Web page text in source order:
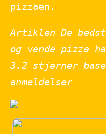
pizzaen.
Artiklen De
og vende pizza
3.2 stjerner
anmeldelser